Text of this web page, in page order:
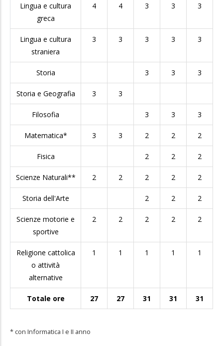
Lingua e cultura
greca
4 4 3 3 3
Lingua e cultura
straniera
3 3 3 3 3
Storia 3 3 3
Storia e Geografia 3 3
Filosofia 3 3 3
Matematica* 3 3 2 2 2
Fisica 2 2 2
Scienze Naturali** 2 2 2 2 2
Storia dell'Arte 2 2 2
Scienze motorie e
sportive
2 2 2 2 2
Religione cattolica
o attività
alternative
1 1 1 1 1
Totale ore 27 27 31 31 31
* con Informatica I e II anno